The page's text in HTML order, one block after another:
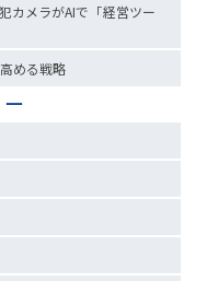
カメラがAIで「経営ツー
める戦略